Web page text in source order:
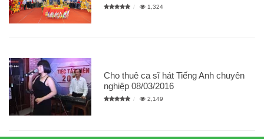
1,324
Cho thuê ca sĩ hát Tiếng Anh chuyên
nghiệp 08/03/2016
2,149